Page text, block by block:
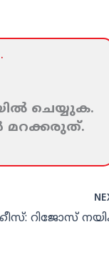
ചെയ്യുക.
റിജോസ്